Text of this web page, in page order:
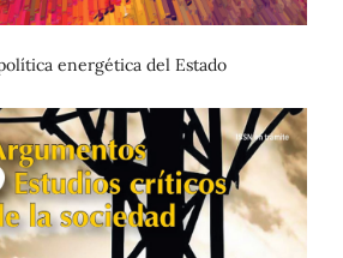
energética del Estado